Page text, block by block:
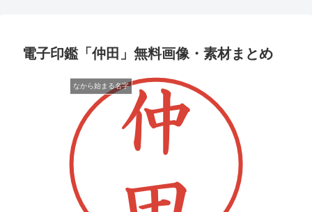
電子印鑑「仲田」無料画像・素材まとめ
なから始まる名字